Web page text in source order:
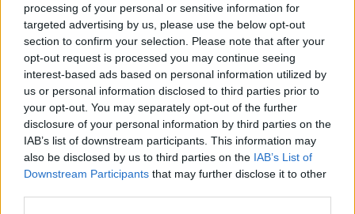
processing of your personal or sensitive information for
targeted advertising by us, please use the below opt-out
section to confirm your selection. Please note that after your
opt-out request is processed you may continue seeing
interest-based ads based on personal information utilized by
us or personal information disclosed to third parties prior to
your opt-out. You may separately opt-out of the further
disclosure of your personal information by third parties on the
IAB’s list of downstream participants. This information may
also be disclosed by us to third parties on the IAB’s List of
Downstream Participants that may further disclose it to other
AUTORE
Staff